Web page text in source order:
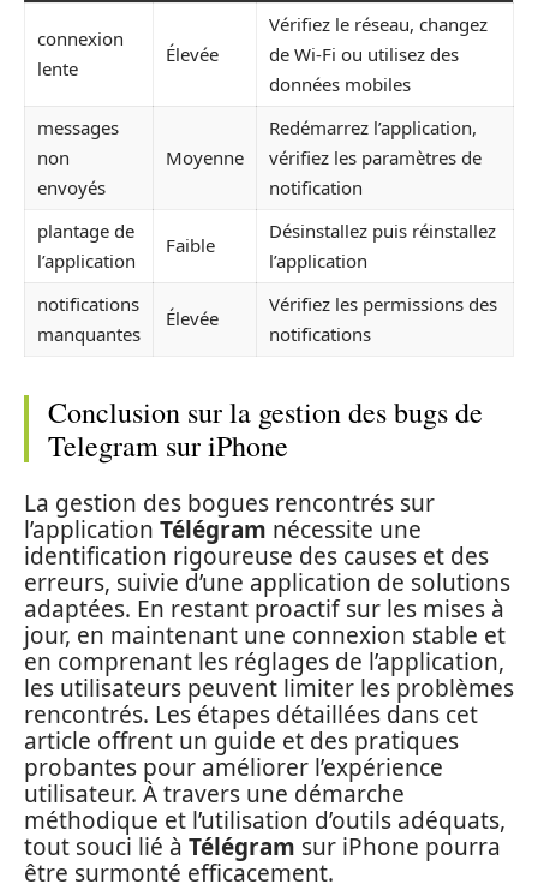
connexion
lente
Élevée
Vérifiez le réseau, changez
de Wi-Fi ou utilisez des
données mobiles
messages
non
envoyés
Moyenne
Redémarrez l’application,
vérifiez les paramètres de
notification
plantage de
l’application
Faible
Désinstallez puis réinstallez
l’application
notifications
manquantes
Élevée
Vérifiez les permissions des
notifications
Conclusion sur la gestion des bugs de
Telegram sur iPhone
La gestion des bogues rencontrés sur
l’application Télégram nécessite une
identification rigoureuse des causes et des
erreurs, suivie d’une application de solutions
adaptées. En restant proactif sur les mises à
jour, en maintenant une connexion stable et
en comprenant les réglages de l’application,
les utilisateurs peuvent limiter les problèmes
rencontrés. Les étapes détaillées dans cet
article offrent un guide et des pratiques
probantes pour améliorer l’expérience
utilisateur. À travers une démarche
méthodique et l’utilisation d’outils adéquats,
tout souci lié à Télégram sur iPhone pourra
être surmonté efficacement.